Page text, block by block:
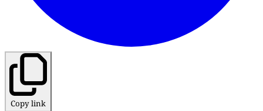
Copy link